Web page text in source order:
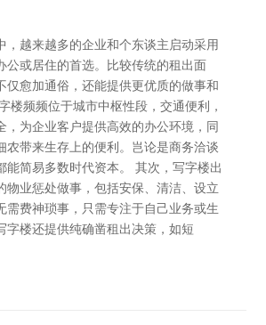
，越来越多的企业和个东谈主启动采用
公或居住的首选。比较传统的租出面
仅愈加通俗，还能提供更优质的做事和
楼频频位于城市中枢性段，交通便利，
，为企业客户提供高效的办公环境，同
农带来生存上的便利。岂论是商务洽谈
能简易多数时代资本。 其次，写字楼出
物业惩处做事，包括安保、清洁、设立
需费神琐事，只需专注于自己业务或生
字楼还提供纯确凿租出决策，如短